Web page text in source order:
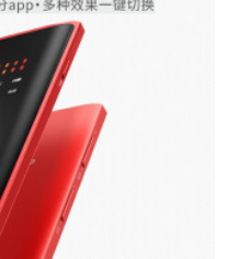
ます。